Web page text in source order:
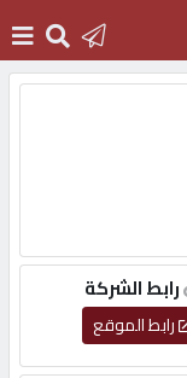
رابط الشركة
رابط الموقع